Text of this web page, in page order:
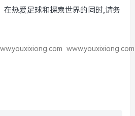
在热爱足球和探索世界的同时,请务
www.youxixiong.com